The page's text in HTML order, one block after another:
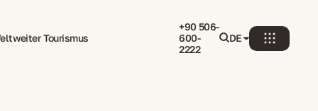
Tourismus
+90 506-
600-
2222
DE